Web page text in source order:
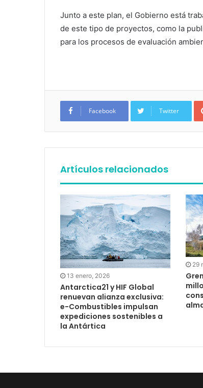
Junto a este plan, el Gobierno está
de este tipo de proyectos, como la
para los procesos de evaluación
Facebook Twitter
Artículos relacionados
13 enero, 2026
Antarctica21 y HIF Global
renuevan alianza exclusiva:
e-Combustibles impulsan
expediciones sostenibles a
la Antártica
29